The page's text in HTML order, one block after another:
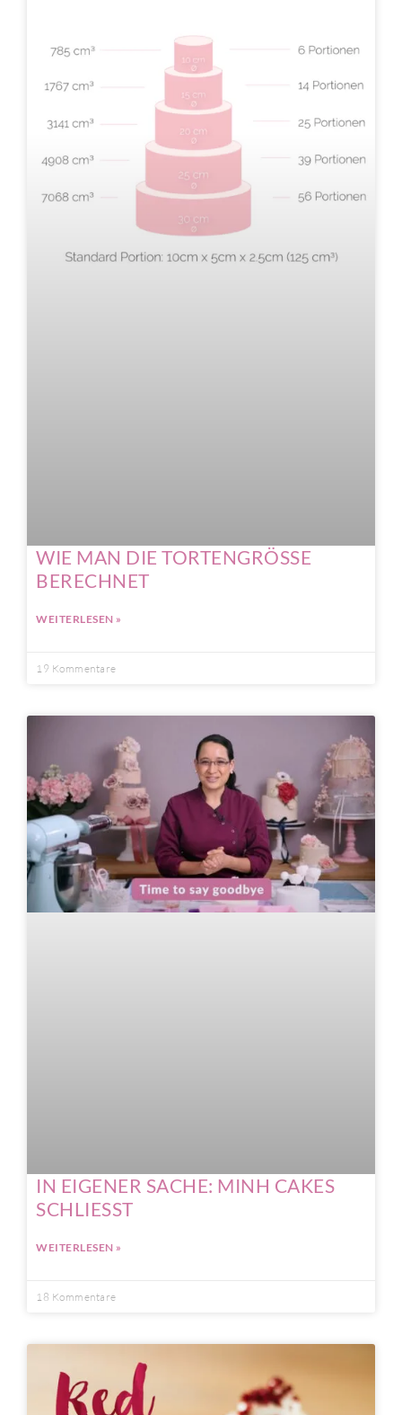
WIE MAN DIE TORTENGRÖSSE
BERECHNET
WEITERLESEN »
19 Kommentare
IN EIGENER SACHE: MINH CAKES
SCHLIESST
WEITERLESEN »
18 Kommentare